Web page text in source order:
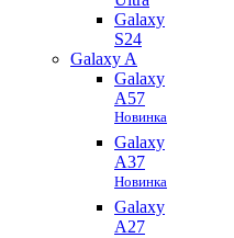
Galaxy
S24
Galaxy A
Galaxy
A57
Новинка
Galaxy
A37
Новинка
Galaxy
A27